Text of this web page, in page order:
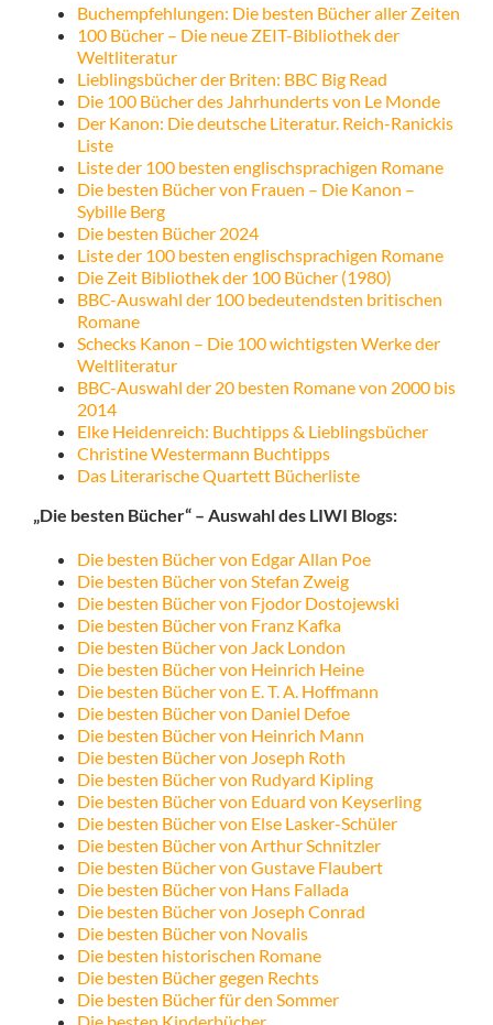
Buchempfehlungen: Die besten Bücher aller Zeiten
100 Bücher – Die neue ZEIT-Bibliothek der
Weltliteratur
Lieblingsbücher der Briten: BBC Big Read
Die 100 Bücher des Jahrhunderts von Le Monde
Der Kanon: Die deutsche Literatur. Reich-Ranickis
Liste
Liste der 100 besten englischsprachigen Romane
Die besten Bücher von Frauen – Die Kanon –
Sybille Berg
Die besten Bücher 2024
Liste der 100 besten englischsprachigen Romane
Die Zeit Bibliothek der 100 Bücher (1980)
BBC-Auswahl der 100 bedeutendsten britischen
Romane
Schecks Kanon – Die 100 wichtigsten Werke der
Weltliteratur
BBC-Auswahl der 20 besten Romane von 2000 bis
2014
Elke Heidenreich: Buchtipps & Lieblingsbücher
Christine Westermann Buchtipps
Das Literarische Quartett Bücherliste
„Die besten Bücher“ – Auswahl des LIWI Blogs:
Die besten Bücher von Edgar Allan Poe
Die besten Bücher von Stefan Zweig
Die besten Bücher von Fjodor Dostojewski
Die besten Bücher von Franz Kafka
Die besten Bücher von Jack London
Die besten Bücher von Heinrich Heine
Die besten Bücher von E. T. A. Hoffmann
Die besten Bücher von Daniel Defoe
Die besten Bücher von Heinrich Mann
Die besten Bücher von Joseph Roth
Die besten Bücher von Rudyard Kipling
Die besten Bücher von Eduard von Keyserling
Die besten Bücher von Else Lasker-Schüler
Die besten Bücher von Arthur Schnitzler
Die besten Bücher von Gustave Flaubert
Die besten Bücher von Hans Fallada
Die besten Bücher von Joseph Conrad
Die besten Bücher von Novalis
Die besten historischen Romane
Die besten Bücher gegen Rechts
Die besten Bücher für den Sommer